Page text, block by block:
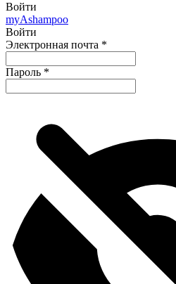
Войти
myAshampoo
Войти
Электронная почта *
Пароль *